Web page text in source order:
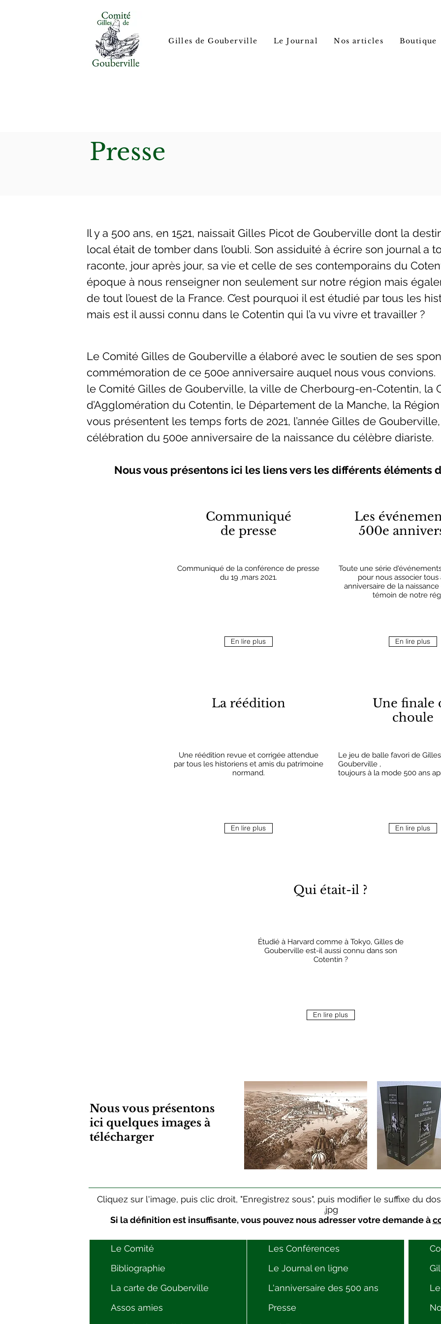
Gilles de Gouberville Le Journal Nos articles Boutique
Presse
Il y a 500 ans, en 1521, naissait Gilles Picot de Gouberville dont la
local était de tomber dans l’oubli. Son assiduité à écrire son journal a
raconte, jour après jour, sa vie et celle de ses contemporains du
époque à nous renseigner non seulement sur notre région mais
de tout l’ouest de la France. C’est pourquoi il est étudié par tous les
mais est il aussi connu dans le Cotentin qui l’a vu vivre et travailler ?
Le Comité Gilles de Gouberville a élaboré avec le soutien de ses
commémoration de ce 500e anniversaire auquel nous vous convions.
le Comité Gilles de Gouberville, la ville de Cherbourg-en-Cotentin, la
d’Agglomération du Cotentin, le Département de la Manche, la
vous présentent les temps forts de 2021, l’année Gilles de
célébration du 500e anniversaire de la naissance du célèbre diariste.
Nous vous présentons ici les liens vers les différents éléments
Communiqué
de presse
Communiqué de la conférence de presse
du 19 ,mars 2021.
En lire plus
La réédition
Une réédition revue et corrigée attendue
par tous les historiens et amis du patrimoine
normand.
En lire plus
Les
500e
Toute une série
pour nous associer tous
anniversaire de la
témoin de notre
En lire plus
Une finale
choule
Le jeu de balle favori de
Gouberville ,
toujours à la mode 500 ans
En lire plus
Qui était-il ?
Étudié à Harvard comme à Tokyo, Gilles de
Gouberville est-il aussi connu dans son
Cotentin ?
En lire plus
Nous vous présentons
ici quelques images à
télécharger
Cliquez sur l'image, puis clic droit, "Enregistrez sous", puis modifier le suffixe du
.jpg
Si la définition est insuffisante, vous pouvez nous adresser votre demande à
Le Comité
Bibliographie
La carte de Gouberville
Assos amies
Les Conférences
Le Journal en ligne
L'anniversaire des 500 ans
Presse